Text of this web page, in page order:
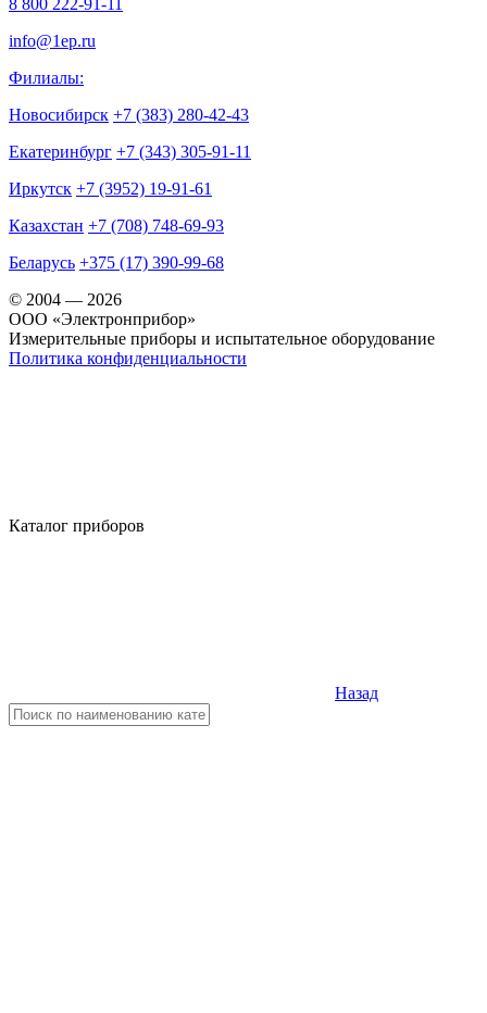
8 800 222-91-11
info@1ep.ru
Филиалы:
Новосибирск +7 (383) 280-42-43
Екатеринбург +7 (343) 305-91-11
Иркутск +7 (3952) 19-91-61
Казахстан +7 (708) 748-69-93
Беларусь +375 (17) 390-99-68
© 2004 — 2026
OOO «Электронприбор»
Измерительные приборы и испытательное оборудование
Политика конфиденциальности
Каталог приборов
Назад